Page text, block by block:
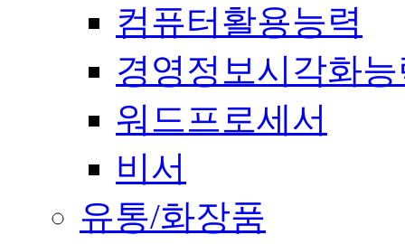
컴퓨터활용능력
경영정보시각화
워드프로세서
비서
유통/화장품